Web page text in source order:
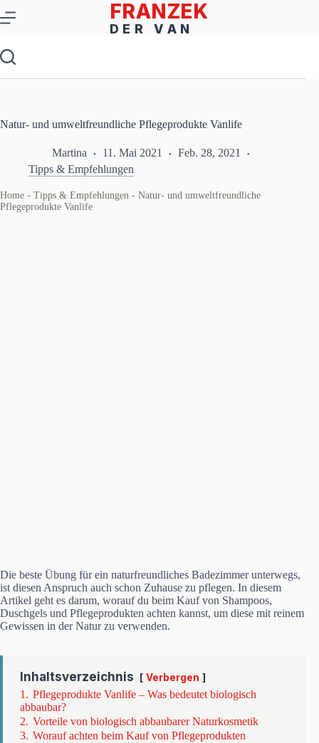
Inhalt
Natur- und umweltfreundliche Pflegeprodukte Vanlife
Martina 11. Mai 2021
Feb. 28, 2021
Tipps & Empfehlungen
Home - Tipps & Empfehlungen - Natur- und umweltfreundliche
Pflegeprodukte Vanlife
Die beste Übung für ein naturfreundliches Badezimmer unterwegs,
ist diesen Anspruch auch schon Zuhause zu pflegen. In diesem
Artikel geht es darum, worauf du beim Kauf von Shampoos,
Duschgels und Pflegeprodukten achten kannst, um diese mit reinem
Gewissen in der Natur zu verwenden.
Inhaltsverzeichnis Verbergen
1. Pflegeprodukte Vanlife – Was bedeutet biologisch
abbaubar?
2. Vorteile von biologisch abbaubarer Naturkosmetik
3. Worauf achten beim Kauf von Pflegeprodukten